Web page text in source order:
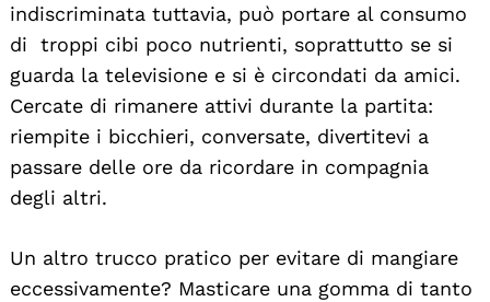
indiscriminata tuttavia, può portare al consumo
di troppi cibi poco nutrienti, soprattutto se si
guarda la televisione e si è circondati da amici.
Cercate di rimanere attivi durante la partita:
riempite i bicchieri, conversate, divertitevi a
passare delle ore da ricordare in compagnia
degli altri.
Un altro trucco pratico per evitare di mangiare
eccessivamente? Masticare una gomma di tanto